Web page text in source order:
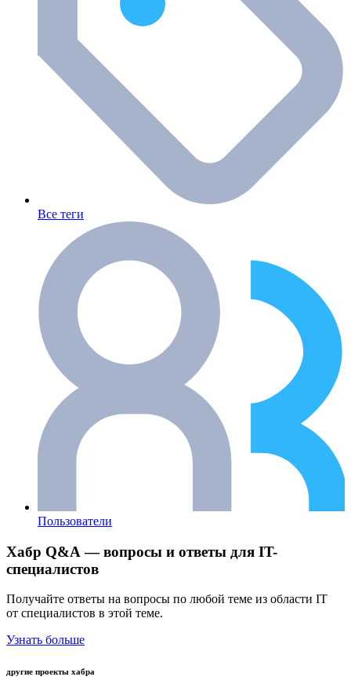
Все теги
Пользователи
Хабр Q&A — вопросы и ответы для IT-
специалистов
Получайте ответы на вопросы по любой теме из области IT
от специалистов в этой теме.
Узнать больше
другие проекты хабра